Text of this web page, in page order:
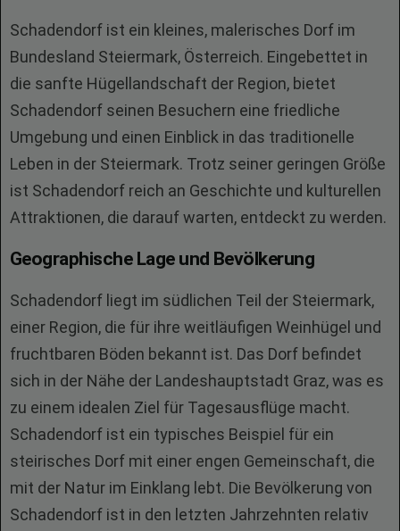
Schadendorf ist ein kleines, malerisches Dorf im
Bundesland Steiermark, Österreich. Eingebettet in
die sanfte Hügellandschaft der Region, bietet
Schadendorf seinen Besuchern eine friedliche
Umgebung und einen Einblick in das traditionelle
Leben in der Steiermark. Trotz seiner geringen Größe
ist Schadendorf reich an Geschichte und kulturellen
Attraktionen, die darauf warten, entdeckt zu werden.
Geographische Lage und Bevölkerung
Schadendorf liegt im südlichen Teil der Steiermark,
einer Region, die für ihre weitläufigen Weinhügel und
fruchtbaren Böden bekannt ist. Das Dorf befindet
sich in der Nähe der Landeshauptstadt Graz, was es
zu einem idealen Ziel für Tagesausflüge macht.
Schadendorf ist ein typisches Beispiel für ein
steirisches Dorf mit einer engen Gemeinschaft, die
mit der Natur im Einklang lebt. Die Bevölkerung von
Schadendorf ist in den letzten Jahrzehnten relativ